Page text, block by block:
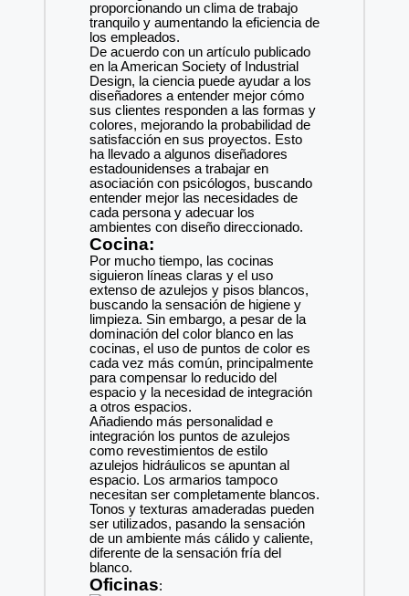
proporcionando un clima de trabajo
tranquilo y aumentando la eficiencia de
los empleados.
De acuerdo con un artículo publicado
en la American Society of Industrial
Design, la ciencia puede ayudar a los
diseñadores a entender mejor cómo
sus clientes responden a las formas y
colores, mejorando la probabilidad de
satisfacción en sus proyectos. Esto
ha llevado a algunos diseñadores
estadounidenses a trabajar en
asociación con psicólogos, buscando
entender mejor las necesidades de
cada persona y adecuar los
ambientes con diseño direccionado.
Cocina:
Por mucho tiempo, las cocinas
siguieron líneas claras y el uso
extenso de azulejos y pisos blancos,
buscando la sensación de higiene y
limpieza. Sin embargo, a pesar de la
dominación del color blanco en las
cocinas, el uso de puntos de color es
cada vez más común, principalmente
para compensar lo reducido del
espacio y la necesidad de integración
a otros espacios.
Añadiendo más personalidad e
integración los puntos de azulejos
como revestimientos de estilo
azulejos hidráulicos se apuntan al
espacio. Los armarios tampoco
necesitan ser completamente blancos.
Tonos y texturas amaderadas pueden
ser utilizados, pasando la sensación
de un ambiente más cálido y caliente,
diferente de la sensación fría del
blanco.
Oficinas: